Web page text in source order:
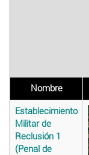
Nombre
Establecimiento
Militar de
Reclusión 1
(Penal de